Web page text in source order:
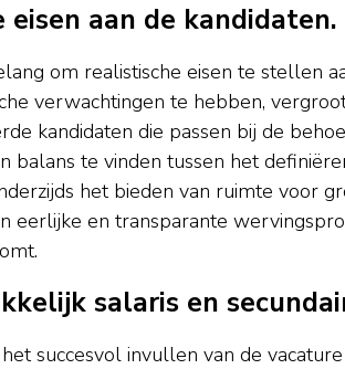
aan de kandidaten.
om realistische eisen te stellen
verwachtingen te hebben,
kandidaten die passen bij de
balans te vinden tussen het
het bieden van ruimte voor
eerlijke en transparante
salaris en
succesvol invullen van de